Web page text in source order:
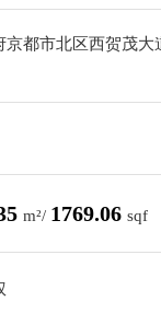
京都市北区西贺茂大
m²/ 1769.06 sqf